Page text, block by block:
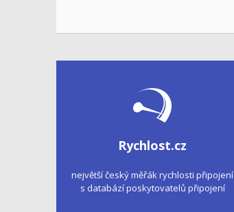
Rychlost.cz
největší český měřák rychlosti připojení
s databází poskytovatelů připojení